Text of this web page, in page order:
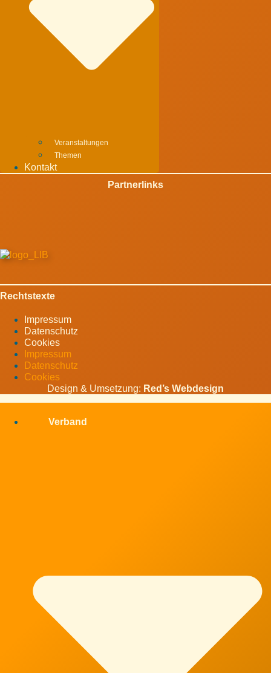
Veranstaltungen
Themen
Kontakt
Partnerlinks
Rechtstexte
Impressum
Datenschutz
Cookies
Impressum
Datenschutz
Cookies
Design & Umsetzung: Red’s Webdesign
Verband